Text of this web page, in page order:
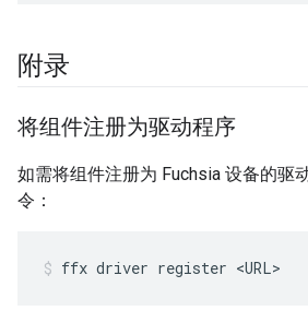
附录
将组件注册为驱动程序
如需将组件注册为 Fuchsia 设备的驱
令：
ffx driver register <URL>